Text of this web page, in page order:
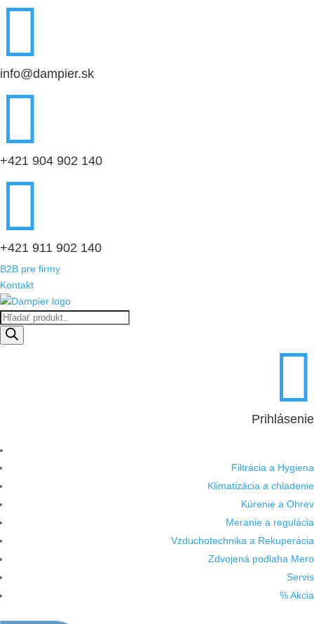

info@dampier.sk

+421 904 902 140

+421 911 902 140
B2B pre firmy
Kontakt
Products
search

Prihlásenie
Filtrácia a Hygiena
Klimatizácia a chladenie
Kúrenie a Ohrev
Meranie a regulácia
Vzduchotechnika a Rekuperácia
Zdvojená podlaha Mero
Servis
% Akcia